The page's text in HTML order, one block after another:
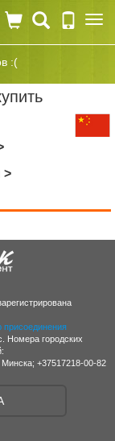
:(
>
присоединения
Номера городских
+37517218-00-82